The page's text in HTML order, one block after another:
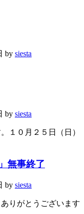
by siesta
by siesta
１０月２５日（日）
無事終了
by siesta
りがとうございます